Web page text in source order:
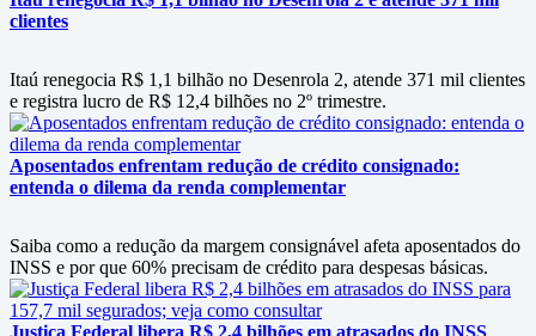
clientes
Itaú renegocia R$ 1,1 bilhão no Desenrola 2, atende 371 mil clientes
e registra lucro de R$ 12,4 bilhões no 2º trimestre.
Aposentados enfrentam redução de crédito consignado:
entenda o dilema da renda complementar
Saiba como a redução da margem consignável afeta aposentados do
INSS e por que 60% precisam de crédito para despesas básicas.
Justiça Federal libera R$ 2,4 bilhões em atrasados do INSS